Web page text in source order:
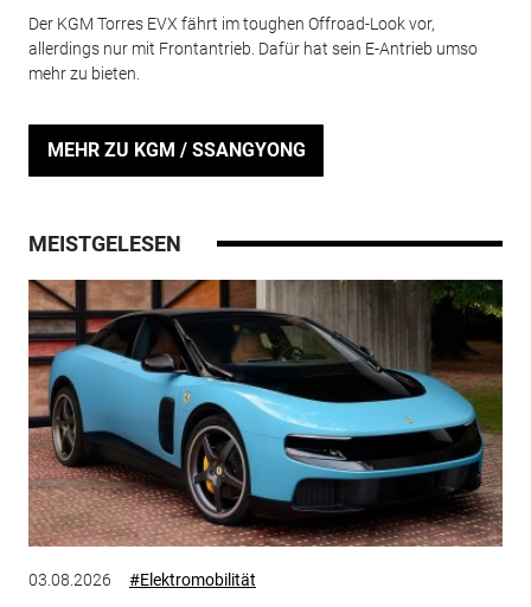
Der KGM Torres EVX fährt im toughen Offroad-Look vor,
allerdings nur mit Frontantrieb. Dafür hat sein E-Antrieb umso
mehr zu bieten.
MEHR ZU KGM / SSANGYONG
MEISTGELESEN
03.08.2026 #Elektromobilität